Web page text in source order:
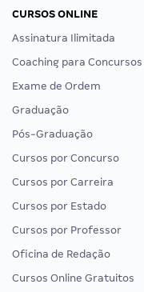
CURSOS ONLINE
Assinatura Ilimitada
Coaching para Concursos
Exame de Ordem
Graduação
Pós-Graduação
Cursos por Concurso
Cursos por Carreira
Cursos por Estado
Cursos por Professor
Oficina de Redação
Cursos Online Gratuitos